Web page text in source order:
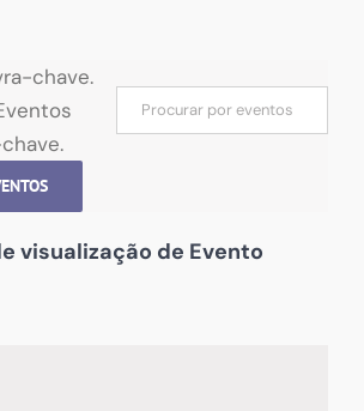
chave.
visualização de Evento